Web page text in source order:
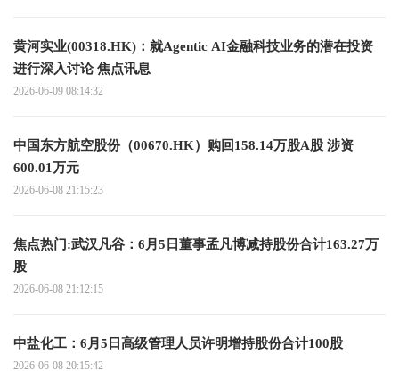
黄河实业(00318.HK)：就Agentic AI金融科技业务的潜在投资
进行深入讨论 焦点讯息
2026-06-09 08:14:32
中国东方航空股份（00670.HK）购回158.14万股A股 涉资
600.01万元
2026-06-08 21:15:23
焦点热门:武汉凡谷：6月5日董事孟凡博减持股份合计163.27万
股
2026-06-08 21:12:15
中盐化工：6月5日高级管理人员许明增持股份合计100股
2026-06-08 20:15:42